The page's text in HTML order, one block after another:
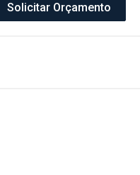
Solicitar Orçamento